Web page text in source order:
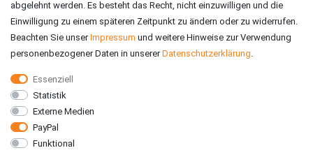
VERSAND
abgelehnt werden. Es besteht das Recht, nicht einzuwilligen und die
Einwilligung zu einem späteren Zeitpunkt zu ändern oder zu widerrufen.
Beachten Sie unserImpressum und weitere Hinweise zur Verwendung
personenbezogener Daten in unsererDaten­schutz­erklärung.
Essenziell
Statistik
Externe Medien
PayPal
Funktional